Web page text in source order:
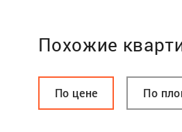
Похожие
По цене По